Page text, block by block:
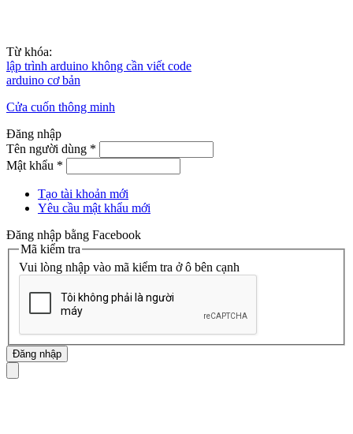
Từ khóa:
lập trình arduino không cần viết code
arduino cơ bản
Cửa cuốn thông minh
Đăng nhập
Tên người dùng *
Mật khẩu *
Tạo tài khoản mới
Yêu cầu mật khẩu mới
Đăng nhập bằng Facebook
Mã kiểm tra
Vui lòng nhập vào mã kiểm tra ở ô bên cạnh